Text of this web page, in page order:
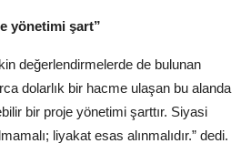
yönetimi şart”
değerlendirmelerde de bulunan
dolarlık bir hacme ulaşan bu alanda
bir proje yönetimi şarttır. Siyasi
liyakat esas alınmalıdır.” dedi.